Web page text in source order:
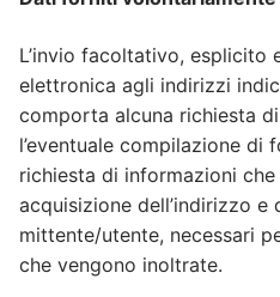
L’invio facoltativo, esplicito
elettronica agli indirizzi
comporta alcuna richiesta
l’eventuale compilazione di
richiesta di informazioni
acquisizione dell’indirizzo e
mittente/utente, necessari
che vengono inoltrate.